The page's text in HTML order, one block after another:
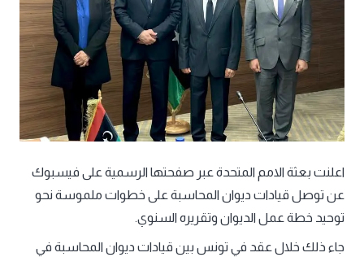
اعلنت بعثة الامم المتحدة عبر صفحتها الرسمية على فيسبوك
عن توصل قيادات ديوان المحاسبة على خطوات ملموسة نحو
توحيد خطة عمل الديوان وتقريره السنوي.
جاء ذلك خلال عقد في تونس بين قيادات ديوان المحاسبة في